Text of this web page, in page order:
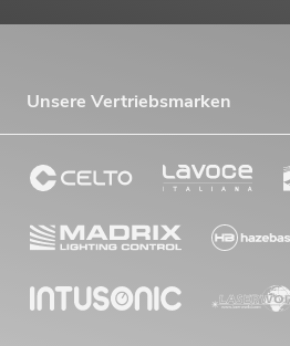
Unsere Vertriebsmarken